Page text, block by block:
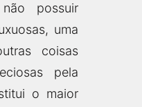
possuir
uma
coisas
pela
o maior